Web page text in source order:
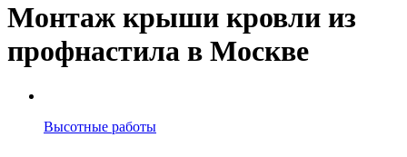
Монтаж крыши кровли из
профнастила в Москве
Высотные работы